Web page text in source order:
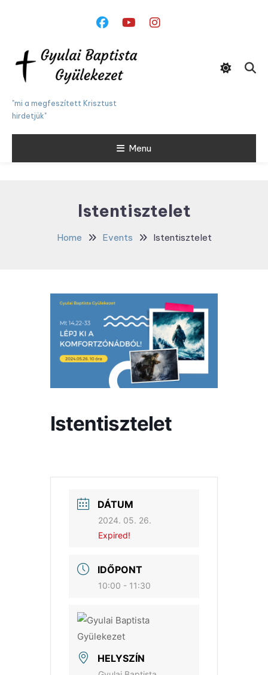
"mi a megfeszített Krisztust
hirdetjük"
Menu
Istentisztelet
Home Events Istentisztelet
Istentisztelet
DÁTUM
2024. 05. 26.
Expired!
IDŐPONT
10:00 - 11:30
HELYSZÍN